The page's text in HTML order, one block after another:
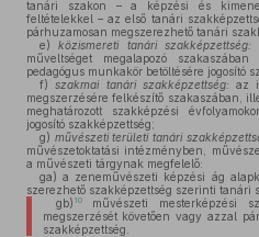
tanári szakon – a képzési és
feltételekkel – az első tanári
párhuzamosan megszerezhető tanári
e)
közismereti tanári szakképzettség:
műveltséget megalapozó
pedagógus munkakör betöltésére jogosító
f)
szakmai tanári szakképzettség: az
megszerzésére felkészítő szakaszában,
meghatározott szakképzési
jogosító szakképzettség;
g) művészeti területi tanári
művészetoktatási intézményben,
a művészeti tárgynak megfelelő:
ga) a zeneművészeti képzési ág
szerezhető szakképzettség szerinti tanári
gb) 10művészeti mesterképzési
megszerzését követően vagy azzal
szakképzettség.